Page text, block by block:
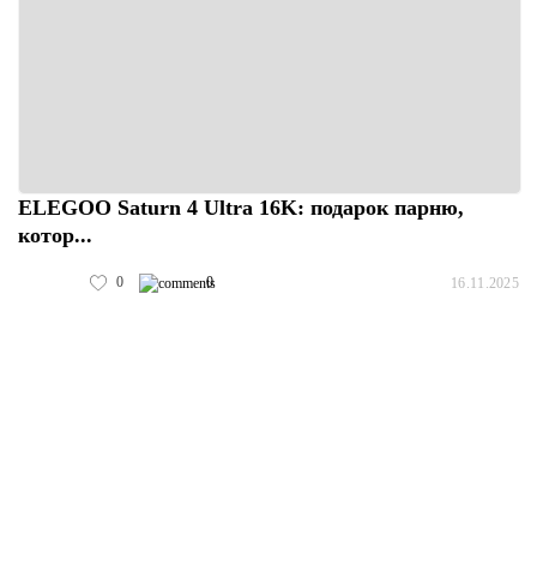
ELEGOO Saturn 4 Ultra 16K: подарок парню,
котор...
0 0 16.11.2025